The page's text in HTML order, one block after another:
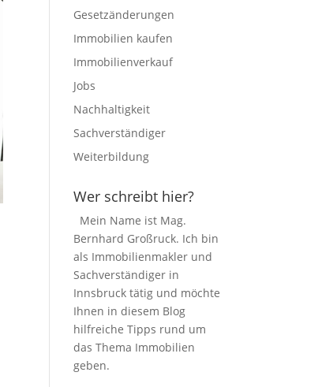
Gesetzänderungen
Immobilien kaufen
Immobilienverkauf
Jobs
Nachhaltigkeit
Sachverständiger
Weiterbildung
Wer schreibt hier?
Mein Name ist Mag.
Bernhard Großruck. Ich bin
als Immobilienmakler und
Sachverständiger in
Innsbruck tätig und möchte
Ihnen in diesem Blog
hilfreiche Tipps rund um
das Thema Immobilien
geben.